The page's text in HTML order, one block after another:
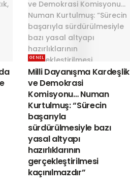
GENEL
Milli Dayanışma Kardeşlik
ve Demokrasi
Komisyonu… Numan
Kurtulmuş: “Sürecin
başarıyla
sürdürülmesiyle bazı
yasal altyapı
hazırlıklarının
gerçekleştirilmesi
kaçınılmazdır”